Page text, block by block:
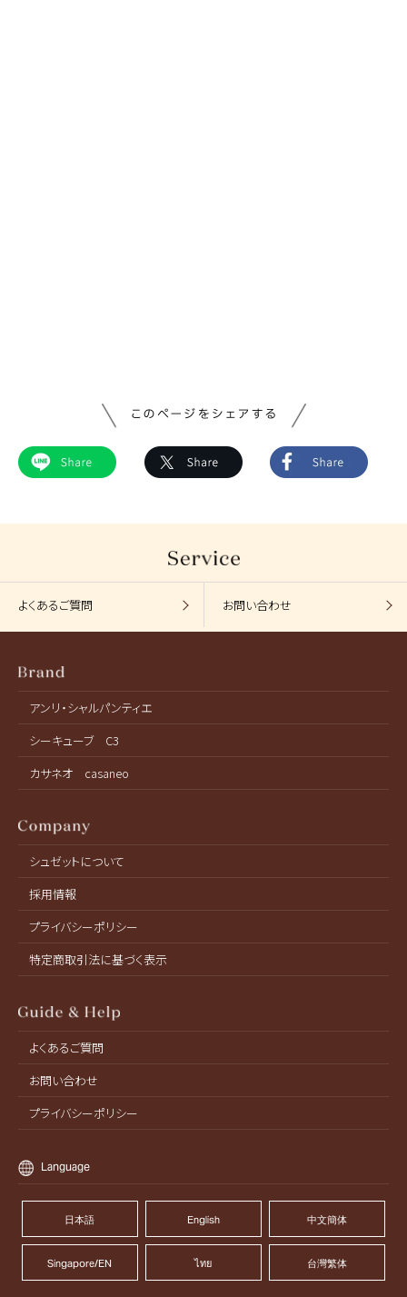
よくあるご質問 お問い合わせ
アンリ・シャルパンティエ
シーキューブ C3
カサネオ casaneo
シュゼットについて
採用情報
プライバシーポリシー
特定商取引法に基づく表示
よくあるご質問
お問い合わせ
プライバシーポリシー
Language
日本語 English 中文簡体
Singapore/EN ไทย 台灣繁体